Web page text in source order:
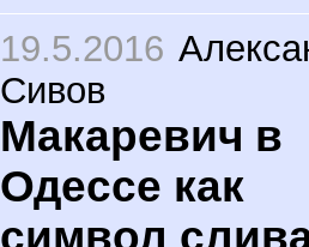
19.5.2016
Сивов
Макаревич в
Одессе как